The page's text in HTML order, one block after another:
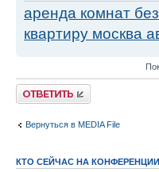
аренда комнат
квартиру москва
Ответить
Вернуться в MEDIA File
КТО СЕЙЧАС НА КОНФЕРЕНЦИИ